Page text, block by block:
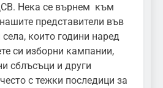
Нека се върнем към
представители във
които години наред
си изборни кампании,
сблъсъци и други
с тежки последици за